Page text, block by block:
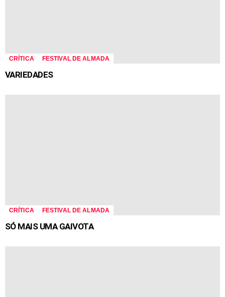
CRÍTICA FESTIVAL DE ALMADA
VARIEDADES
CRÍTICA FESTIVAL DE ALMADA
SÓ MAIS UMA GAIVOTA